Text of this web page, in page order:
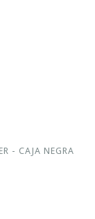
- CAJA NEGRA